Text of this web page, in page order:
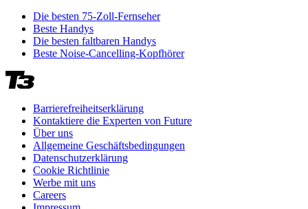
Die besten 75-Zoll-Fernseher
Beste Handys
Die besten faltbaren Handys
Beste Noise-Cancelling-Kopfhörer
Barrierefreiheitserklärung
Kontaktiere die Experten von Future
Über uns
Allgemeine Geschäftsbedingungen
Datenschutzerklärung
Cookie Richtlinie
Werbe mit uns
Careers